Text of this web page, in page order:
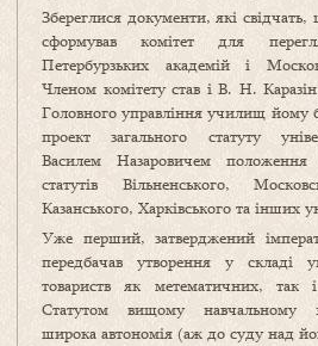
Збереглися документи, які
сформував комітет для
Петербурзьких академій і
Членом комітету став і В. Н.
Головного управління училищ йому
проект загального статуту
Василем Назаровичем
статутів Вільненського,
Казанського, Харківського та інших
Уже перший, затверджений
передбачав утворення у складі
товариств як метематичних, так
Статутом вищому навчальному
широка автономія (аж до суду над